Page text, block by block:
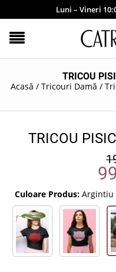
Luni – Vineri
TRICOU
Acasă / Tricouri Damă /
TRICOU
Culoare Produs: Argintiu